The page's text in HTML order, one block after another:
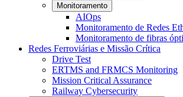
Monitoramento
AIOps
Monitoramento de Redes
Monitoramento de fibras
Redes Ferroviárias e Missão Crítica
Drive Test
ERTMS and FRMCS Monitoring
Mission Critical Assurance
Railway Cybersecurity